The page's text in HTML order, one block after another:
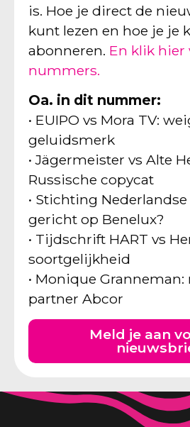
is. Hoe je direct de
kunt lezen en hoe je je
abonneren. En klik hier
nummers.
Oa. in dit nummer:
• EUIPO vs Mora TV:
geluidsmerk
• Jägermeister vs Alte
Russische copycat
• Stichting
gericht op Benelux?
• Tijdschrift HART vs
soortgelijkheid
• Monique Granneman:
partner Abcor
Meld je aan